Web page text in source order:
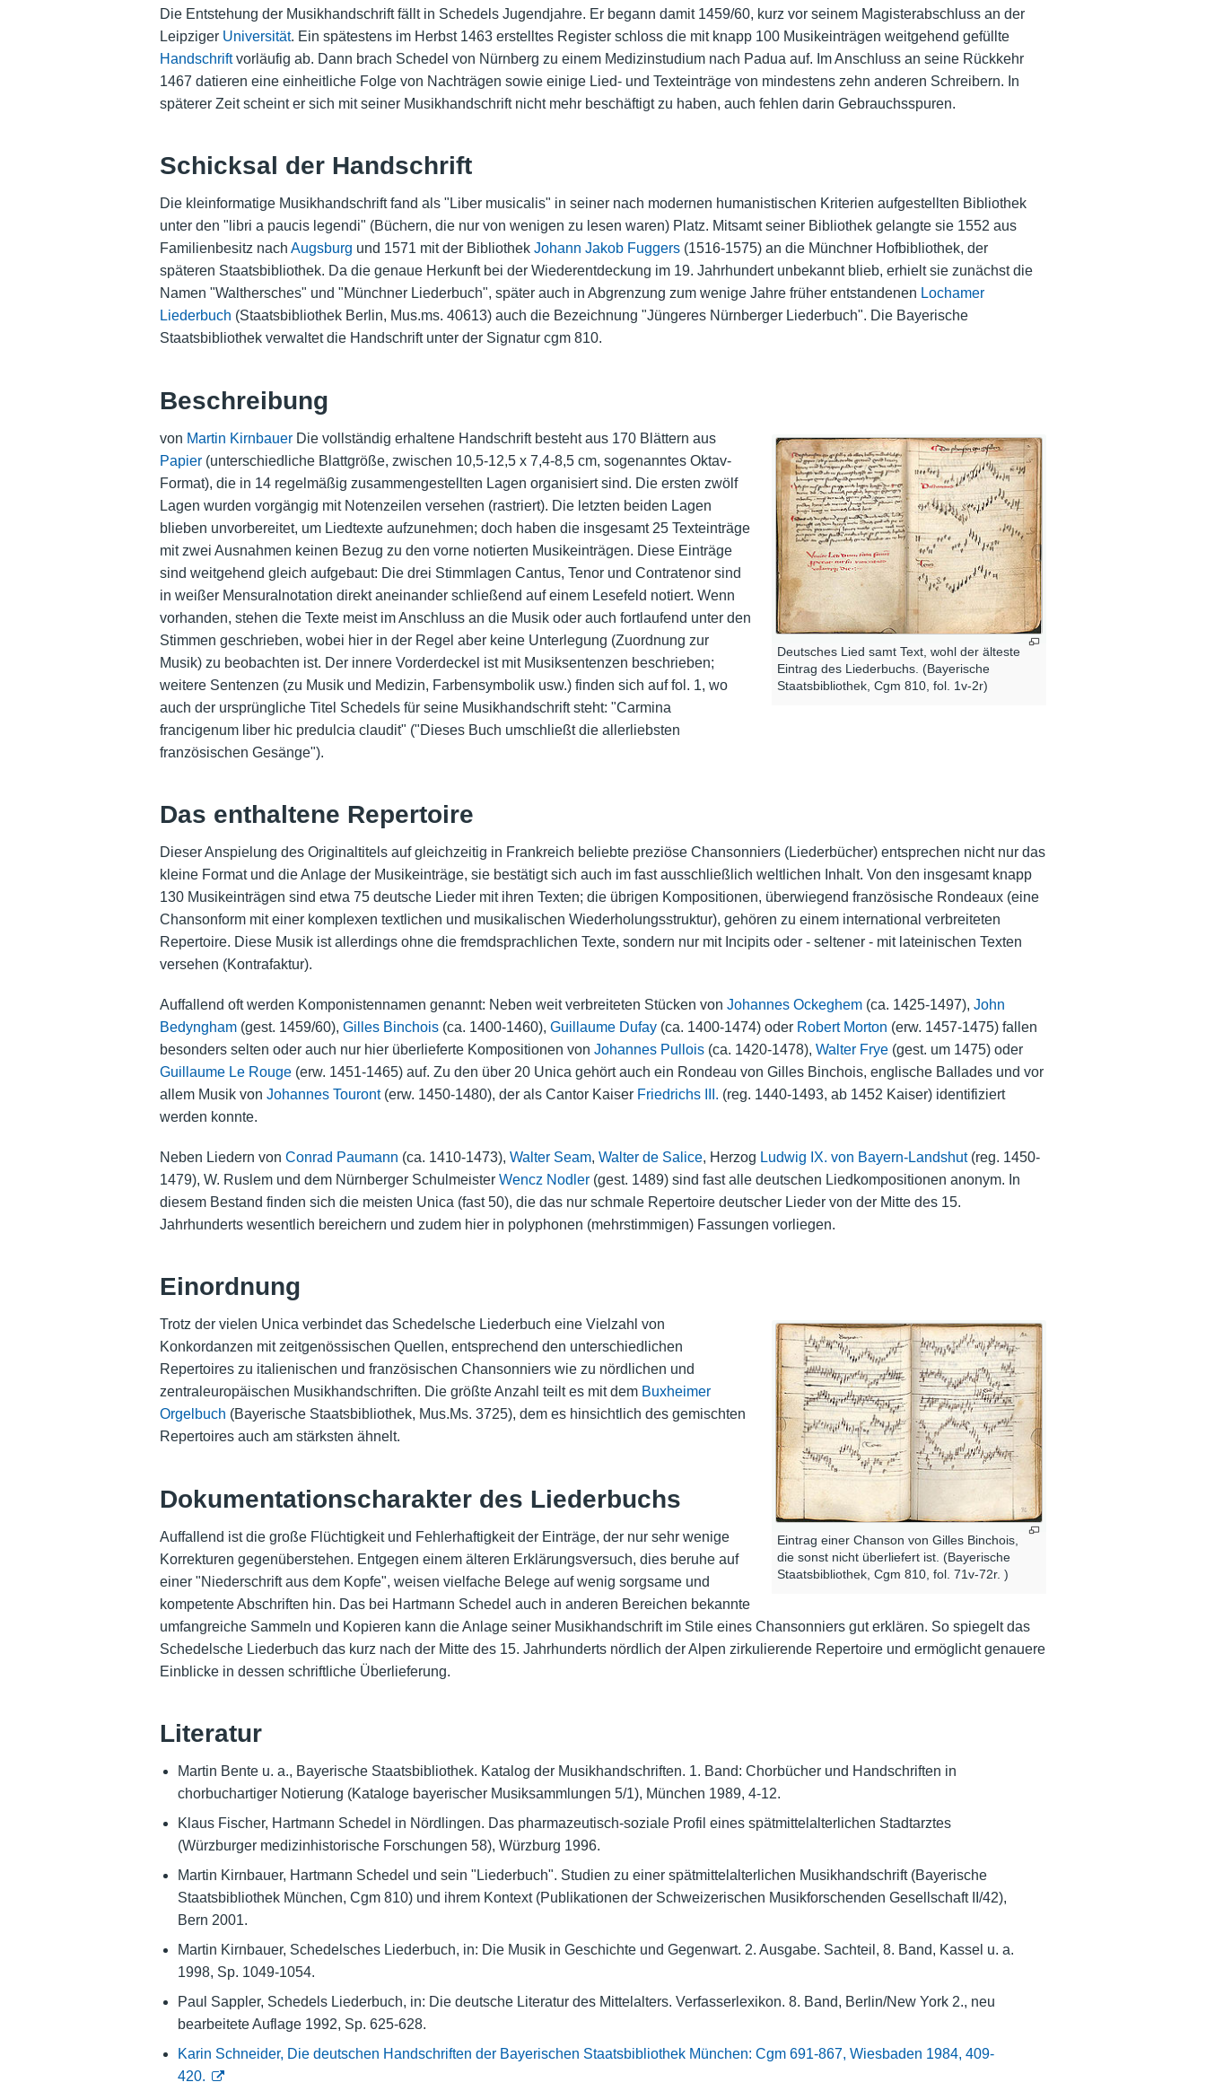
Die Entstehung der Musikhandschrift fällt in Schedels Jugendjahre. Er begann damit 1459/60, kurz vor seinem Magisterabschluss an der
Leipziger Universität. Ein spätestens im Herbst 1463 erstelltes Register schloss die mit knapp 100 Musikeinträgen weitgehend gefüllte
Handschriftvorläufig ab. Dann brach Schedel von Nürnberg zu einem Medizinstudium nach Padua auf. Im Anschluss an seine Rückkehr
1467 datieren eine einheitliche Folge von Nachträgen sowie einige Lied- und Texteinträge von mindestens zehn anderen Schreibern. In
späterer Zeit scheint er sich mit seiner Musikhandschrift nicht mehr beschäftigt zu haben, auch fehlen darin Gebrauchsspuren.
Schicksal der Handschrift
Die kleinformatige Musikhandschrift fand als "Liber musicalis" in seiner nach modernen humanistischen Kriterien aufgestellten Bibliothek
unter den "libri a paucis legendi" (Büchern, die nur von wenigen zu lesen waren) Platz. Mitsamt seiner Bibliothek gelangte sie 1552 aus
Familienbesitz nach Augsburg und 1571 mit der Bibliothek Johann Jakob Fuggers(1516-1575) an die Münchner Hofbibliothek, der
späteren Staatsbibliothek. Da die genaue Herkunft bei der Wiederentdeckung im 19. Jahrhundert unbekannt blieb, erhielt sie zunächst die
Namen "Walthersches" und "Münchner Liederbuch", später auch in Abgrenzung zum wenige Jahre früher entstandenen Lochamer
Liederbuch (Staatsbibliothek Berlin, Mus.ms. 40613) auch die Bezeichnung "Jüngeres Nürnberger Liederbuch". Die Bayerische
Staatsbibliothek verwaltet die Handschrift unter der Signatur cgm 810.
Beschreibung
Deutsches Lied samt Text, wohl der älteste
Eintrag des Liederbuchs. (Bayerische
Staatsbibliothek, Cgm 810, fol. 1v-2r)
von Martin KirnbauerDie vollständig erhaltene Handschrift besteht aus 170 Blättern aus
Papier(unterschiedliche Blattgröße, zwischen 10,5-12,5 x 7,4-8,5 cm, sogenanntes Oktav-
Format), die in 14 regelmäßig zusammengestellten Lagen organisiert sind. Die ersten zwölf
Lagen wurden vorgängig mit Notenzeilen versehen (rastriert). Die letzten beiden Lagen
blieben unvorbereitet, um Liedtexte aufzunehmen; doch haben die insgesamt 25 Texteinträge
mit zwei Ausnahmen keinen Bezug zu den vorne notierten Musikeinträgen. Diese Einträge
sind weitgehend gleich aufgebaut: Die drei Stimmlagen Cantus, Tenor und Contratenor sind
in weißer Mensuralnotation direkt aneinander schließend auf einem Lesefeld notiert. Wenn
vorhanden, stehen die Texte meist im Anschluss an die Musik oder auch fortlaufend unter den
Stimmen geschrieben, wobei hier in der Regel aber keine Unterlegung (Zuordnung zur
Musik) zu beobachten ist. Der innere Vorderdeckel ist mit Musiksentenzen beschrieben;
weitere Sentenzen (zu Musik und Medizin, Farbensymbolik usw.) finden sich auf fol. 1, wo
auch der ursprüngliche Titel Schedels für seine Musikhandschrift steht: "Carmina
francigenum liber hic predulcia claudit" ("Dieses Buch umschließt die allerliebsten
französischen Gesänge").
Das enthaltene Repertoire
Dieser Anspielung des Originaltitels auf gleichzeitig in Frankreich beliebte preziöse Chansonniers (Liederbücher) entsprechen nicht nur das
kleine Format und die Anlage der Musikeinträge, sie bestätigt sich auch im fast ausschließlich weltlichen Inhalt. Von den insgesamt knapp
130 Musikeinträgen sind etwa 75 deutsche Lieder mit ihren Texten; die übrigen Kompositionen, überwiegend französische Rondeaux (eine
Chansonform mit einer komplexen textlichen und musikalischen Wiederholungsstruktur), gehören zu einem international verbreiteten
Repertoire. Diese Musik ist allerdings ohne die fremdsprachlichen Texte, sondern nur mit Incipits oder - seltener - mit lateinischen Texten
versehen (Kontrafaktur).
Auffallend oft werden Komponistennamen genannt: Neben weit verbreiteten Stücken von Johannes Ockeghem(ca. 1425-1497), John
Bedyngham(gest. 1459/60), Gilles Binchois(ca. 1400-1460), Guillaume Dufay(ca. 1400-1474) oder Robert Morton (erw. 1457-1475) fallen
besonders selten oder auch nur hier überlieferte Kompositionen von Johannes Pullois(ca. 1420-1478), Walter Frye(gest. um 1475) oder
Guillaume Le Rouge(erw. 1451-1465) auf. Zu den über 20 Unica gehört auch ein Rondeau von Gilles Binchois, englische Ballades und vor
allem Musik von Johannes Touront(erw. 1450-1480), der als Cantor Kaiser Friedrichs III. (reg. 1440-1493, ab 1452 Kaiser) identifiziert
werden konnte.
Neben Liedern von Conrad Paumann (ca. 1410-1473), Walter Seam, Walter de Salice, Herzog Ludwig IX. von Bayern-Landshut(reg. 1450-
1479), W. Ruslem und dem Nürnberger Schulmeister Wencz Nodler(gest. 1489) sind fast alle deutschen Liedkompositionen anonym. In
diesem Bestand finden sich die meisten Unica (fast 50), die das nur schmale Repertoire deutscher Lieder von der Mitte des 15.
Jahrhunderts wesentlich bereichern und zudem hier in polyphonen (mehrstimmigen) Fassungen vorliegen.
Einordnung
Eintrag einer Chanson von Gilles Binchois,
die sonst nicht überliefert ist. (Bayerische
Staatsbibliothek, Cgm 810, fol. 71v-72r. )
Trotz der vielen Unica verbindet das Schedelsche Liederbuch eine Vielzahl von
Konkordanzen mit zeitgenössischen Quellen, entsprechend den unterschiedlichen
Repertoires zu italienischen und französischen Chansonniers wie zu nördlichen und
zentraleuropäischen Musikhandschriften. Die größte Anzahl teilt es mit dem Buxheimer
Orgelbuch (Bayerische Staatsbibliothek, Mus.Ms. 3725), dem es hinsichtlich des gemischten
Repertoires auch am stärksten ähnelt.
Dokumentationscharakter des Liederbuchs
Auffallend ist die große Flüchtigkeit und Fehlerhaftigkeit der Einträge, der nur sehr wenige
Korrekturen gegenüberstehen. Entgegen einem älteren Erklärungsversuch, dies beruhe auf
einer "Niederschrift aus dem Kopfe", weisen vielfache Belege auf wenig sorgsame und
kompetente Abschriften hin. Das bei Hartmann Schedel auch in anderen Bereichen bekannte
umfangreiche Sammeln und Kopieren kann die Anlage seiner Musikhandschrift im Stile eines Chansonniers gut erklären. So spiegelt das
Schedelsche Liederbuch das kurz nach der Mitte des 15. Jahrhunderts nördlich der Alpen zirkulierende Repertoire und ermöglicht genauere
Einblicke in dessen schriftliche Überlieferung.
Literatur
Martin Bente u. a., Bayerische Staatsbibliothek. Katalog der Musikhandschriften. 1. Band: Chorbücher und Handschriften in
chorbuchartiger Notierung (Kataloge bayerischer Musiksammlungen 5/1), München 1989, 4-12.
Klaus Fischer, Hartmann Schedel in Nördlingen. Das pharmazeutisch-soziale Profil eines spätmittelalterlichen Stadtarztes
(Würzburger medizinhistorische Forschungen 58), Würzburg 1996.
Martin Kirnbauer, Hartmann Schedel und sein "Liederbuch". Studien zu einer spätmittelalterlichen Musikhandschrift (Bayerische
Staatsbibliothek München, Cgm 810) und ihrem Kontext (Publikationen der Schweizerischen Musikforschenden Gesellschaft II/42),
Bern 2001.
Martin Kirnbauer, Schedelsches Liederbuch, in: Die Musik in Geschichte und Gegenwart. 2. Ausgabe. Sachteil, 8. Band, Kassel u. a.
1998, Sp. 1049-1054.
Paul Sappler, Schedels Liederbuch, in: Die deutsche Literatur des Mittelalters. Verfasserlexikon. 8. Band, Berlin/New York 2., neu
bearbeitete Auflage 1992, Sp. 625-628.
Karin Schneider, Die deutschen Handschriften der Bayerischen Staatsbibliothek München: Cgm 691-867, Wiesbaden 1984, 409-
420.